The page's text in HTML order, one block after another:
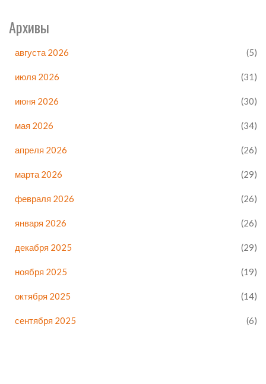
Архивы
августа 2026 (5)
июля 2026 (31)
июня 2026 (30)
мая 2026 (34)
апреля 2026 (26)
марта 2026 (29)
февраля 2026 (26)
января 2026 (26)
декабря 2025 (29)
ноября 2025 (19)
октября 2025 (14)
сентября 2025 (6)